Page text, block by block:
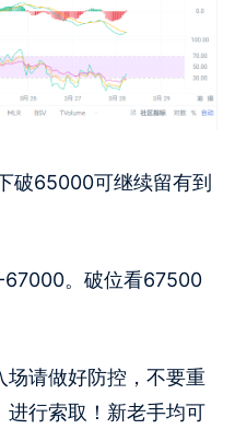
65000可继续留有到
。破位看67500
请做好防控，不要重
进行索取！新老手均可